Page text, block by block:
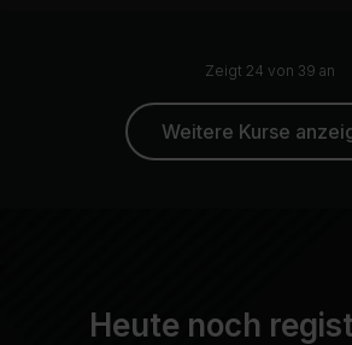
Zeigt 24 von 39 an
Weitere Kurse
Heute noch